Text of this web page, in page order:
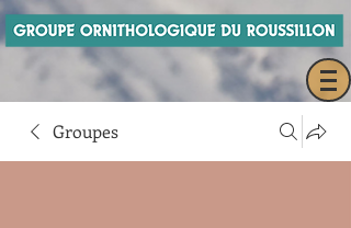
Groupes